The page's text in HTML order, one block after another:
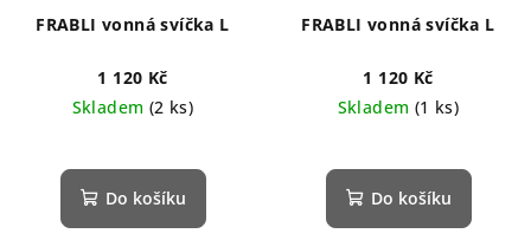
FRABLI vonná svíčka L
1 120 Kč
Skladem (2 ks)
Do košíku
FRABLI vonná svíčka L
1 120 Kč
Skladem (1 ks)
Do košíku